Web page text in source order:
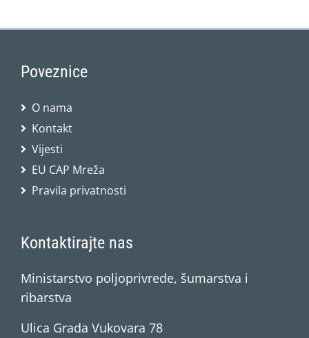
Poveznice
O nama
Kontakt
Vijesti
EU CAP Mreža
Pravila privatnosti
Kontaktirajte nas
Ministarstvo poljoprivrede, šumarstva i
ribarstva
Ulica Grada Vukovara 78